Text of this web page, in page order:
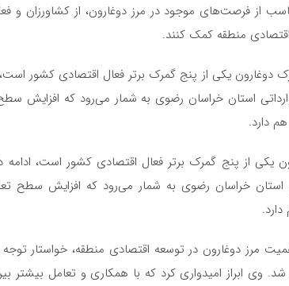
از فرصت‌های موجود در مرز دوغارون، از کشاورزان و
منطقه کمک کنند.
دوغارون یکی از پنج گمرک برتر فعال اقتصادی کشور
استان خراسان رضوی به شمار می‌رود که افزایش سطح
دارد.
یکی از پنج گمرک برتر فعال اقتصادی کشور است، ادامه
خراسان رضوی به شمار می‌رود که افزایش سطح
مرز دوغارون در توسعه اقتصادی منطقه، خواستار توجه
وی ابراز امیدواری کرد که با همکاری و تعامل بیشتر